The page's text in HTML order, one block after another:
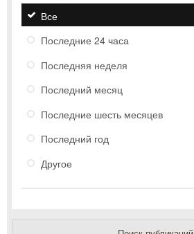
Все
Последние 24 часа
Последняя неделя
Последний месяц
Последние шесть месяцев
Последний год
Другое